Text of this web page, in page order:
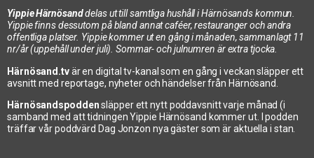
Yippie Härnösanddelas ut till samtliga hushåll i Härnösands kommun.
Yippie finns dessutom på bland annat caféer, restauranger och andra
offentliga platser. Yippie kommer ut en gång i månaden, sammanlagt 11
nr/år (uppehåll under juli). Sommar- och julnumren är extra tjocka.
Härnösand.tvär en digital tv-kanal som en gång i veckan släpper ett
avsnitt med reportage, nyheter och händelser från Härnösand.
Härnösandspoddensläpper ett nytt poddavsnitt varje månad (i
samband med att tidningen Yippie Härnösand kommer ut. I podden
träffar vår poddvärd Dag Jonzon nya gäster som är aktuella i stan.